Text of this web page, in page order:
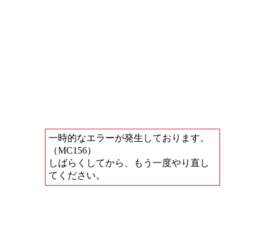
一時的なエラーが発生しております。
（MC156）
しばらくしてから、もう一度やり直し
てください。